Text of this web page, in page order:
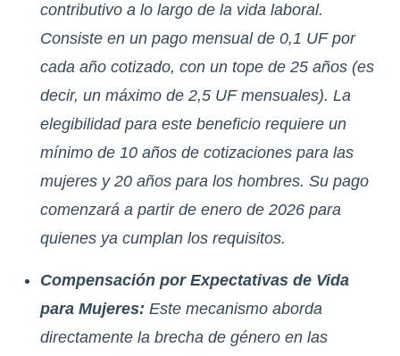
contributivo a lo largo de la vida laboral.
Consiste en un pago mensual de 0,1 UF por
cada año cotizado, con un tope de 25 años (es
decir, un máximo de 2,5 UF mensuales). La
elegibilidad para este beneficio requiere un
mínimo de 10 años de cotizaciones para las
mujeres y 20 años para los hombres. Su pago
comenzará a partir de enero de 2026 para
quienes ya cumplan los requisitos.
Compensación por Expectativas de Vida
para Mujeres: Este mecanismo aborda
directamente la brecha de género en las